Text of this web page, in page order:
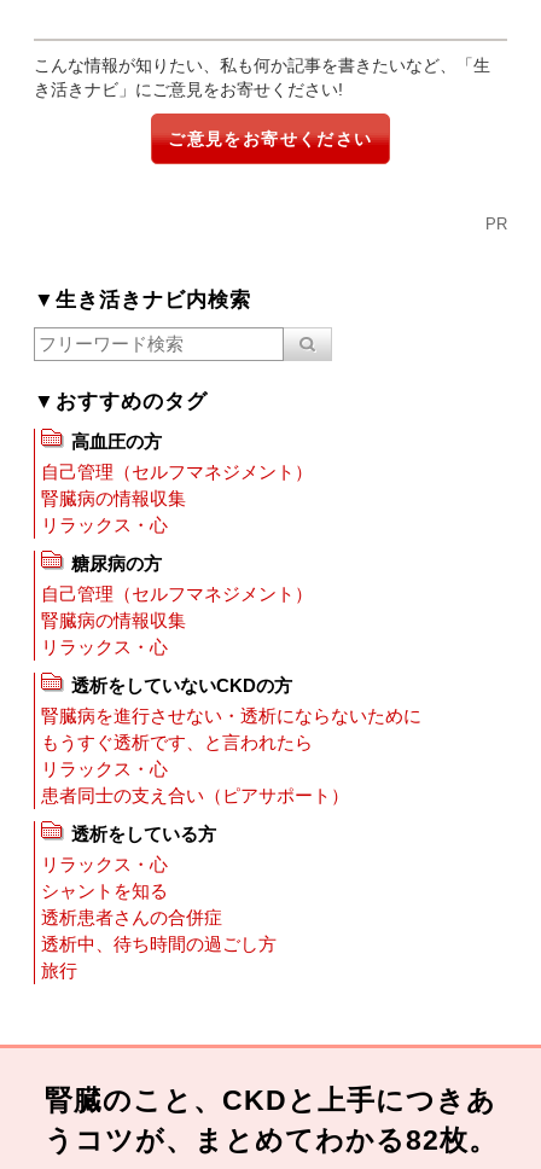
こんな情報が知りたい、私も何か記事を書きたいなど、「生
き活きナビ」にご意見をお寄せください!
ご意見をお寄せください
PR
▼生き活きナビ内検索
▼おすすめのタグ
高血圧の方
自己管理（セルフマネジメント）
腎臓病の情報収集
リラックス・心
糖尿病の方
自己管理（セルフマネジメント）
腎臓病の情報収集
リラックス・心
透析をしていないCKDの方
腎臓病を進行させない・透析にならないために
もうすぐ透析です、と言われたら
リラックス・心
患者同士の支え合い（ピアサポート）
透析をしている方
リラックス・心
シャントを知る
透析患者さんの合併症
透析中、待ち時間の過ごし方
旅行
腎臓のこと、CKDと上手につきあ
うコツが、まとめてわかる82枚。